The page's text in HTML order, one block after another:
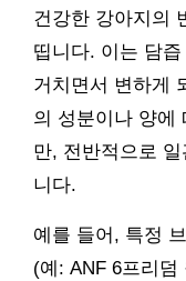
건강한 강아지의
띱니다. 이는 담
거치면서 변하게
의 성분이나 양에
만, 전반적으로
니다.
예를 들어, 특정
(예: ANF 6프리덤